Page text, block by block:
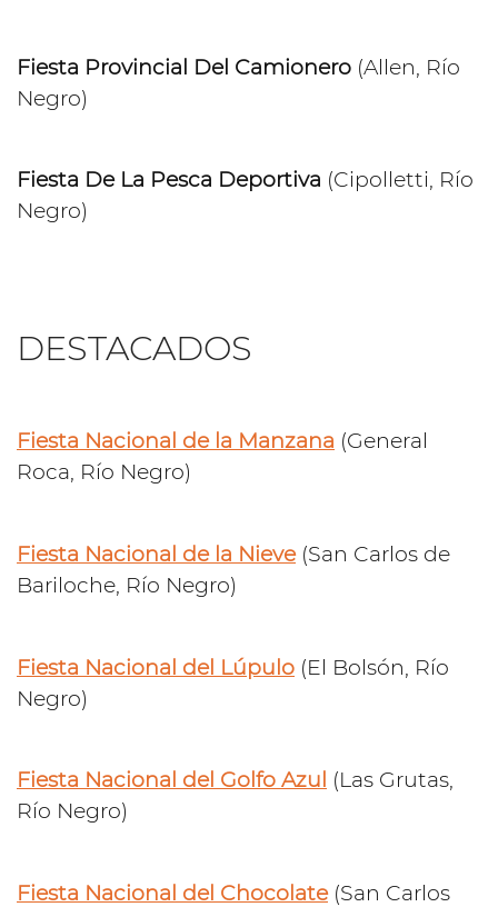
Fiesta Provincial Del Camionero (Allen, Río
Negro)
Fiesta De La Pesca Deportiva (Cipolletti, Río
Negro)
DESTACADOS
Fiesta Nacional de la Manzana (General
Roca, Río Negro)
Fiesta Nacional de la Nieve(San Carlos de
Bariloche, Río Negro)
Fiesta Nacional del Lúpulo (El Bolsón, Río
Negro)
Fiesta Nacional del Golfo Azul (Las Grutas,
Río Negro)
Fiesta Nacional del Chocolate(San Carlos